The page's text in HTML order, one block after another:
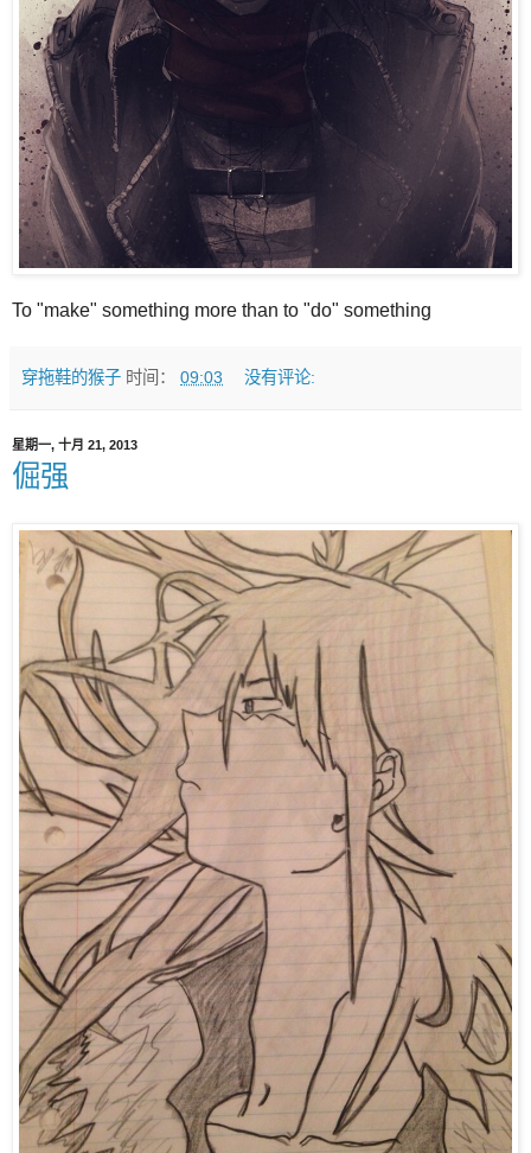
To "make" something more than to "do" something
穿拖鞋的猴子 时间： 09:03 没有评论:
星期一, 十月 21, 2013
倔强